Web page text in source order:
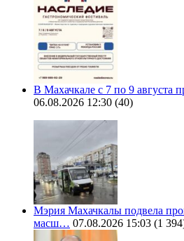
В Махачкале с 7 по 9 августа
06.08.2026 12:30 (40)
Мэрия Махачкалы подвела
масш… 07.08.2026 15:03 (1